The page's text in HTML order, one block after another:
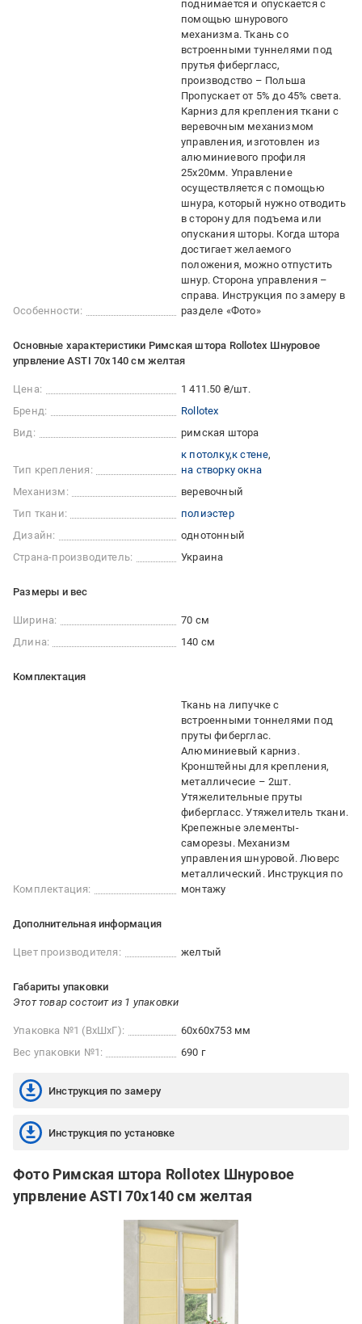
Особенности:
поднимается и опускается с
помощью шнурового
механизма. Ткань со
встроенными туннелями под
прутья фибергласс,
производство – Польша
Пропускает от 5% до 45% света.
Карниз для крепления ткани с
веревочным механизмом
управления, изготовлен из
алюминиевого профиля
25х20мм. Управление
осуществляется с помощью
шнура, который нужно отводить
в сторону для подъема или
опускания шторы. Когда штора
достигает желаемого
положения, можно отпустить
шнур. Сторона управления –
справа. Инструкция по замеру в
разделе «Фото»
Основные характеристики Римская штора Rollotex Шнуровое
упрвление ASTI 70x140 см желтая
Цена:
1 411.50 ₴/шт.
Бренд:
Rollotex
Вид:
римская штора
Тип крепления:
к потолку к стене
на створку окна
Механизм:
веревочный
Тип ткани:
полиэстер
Дизайн:
однотонный
Страна-производитель:
Украина
Размеры и вес
Ширина:
70 см
Длина:
140 см
Комплектация
Комплектация:
Ткань на липучке с
встроенными тоннелями под
пруты фиберглас.
Алюминиевый карниз.
Кронштейны для крепления,
металличесие – 2шт.
Утяжелительные пруты
фибергласс. Утяжелитель ткани.
Крепежные элементы-
саморезы. Механизм
управления шнуровой. Люверс
металлический. Инструкция по
монтажу
Дополнительная информация
Цвет производителя: желтый
Габариты упаковки
Этот товар состоит из 1 упаковки
Упаковка №1 (ВхШхГ):
60x60x753 мм
Вес упаковки №1:
690 г
Инструкция по замеру
Инструкция по установке
Фото Римская штора Rollotex Шнуровое
упрвление ASTI 70x140 см желтая